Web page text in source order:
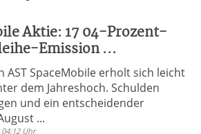
Aktie: 17 04-Prozent-
Emission ...
AST SpaceMobile erholt sich leicht
dem Jahreshoch. Schulden
und ein entscheidender
...
Uhr